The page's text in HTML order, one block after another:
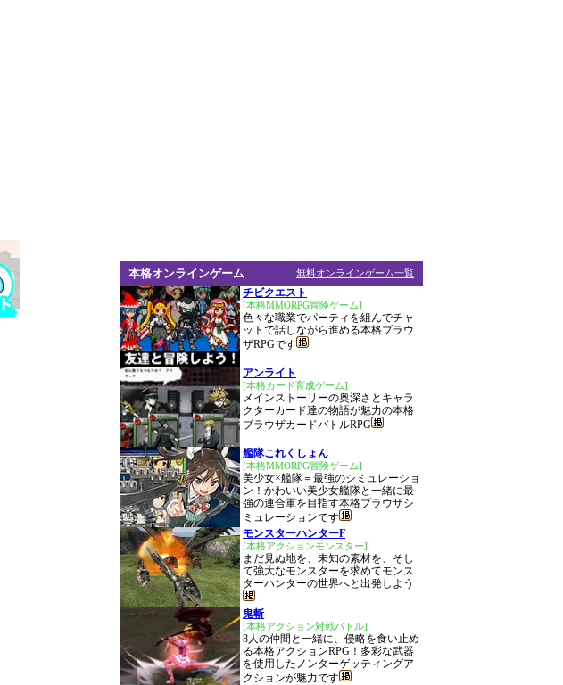
無料オンラインゲーム一覧
本格オンラインゲーム
チビクエスト
[本格MMORPG冒険ゲーム]
色々な職業でパーティを組んでチャ
ットで話しながら進める本格ブラウ
ザRPGです
アンライト
[本格カード育成ゲーム]
メインストーリーの奥深さとキャラ
クターカード達の物語が魅力の本格
ブラウザカードバトルRPG
艦隊これくしょん
[本格MMORPG冒険ゲーム]
美少女×艦隊＝最強のシミュレーショ
ン！かわいい美少女艦隊と一緒に最
強の連合軍を目指す本格ブラウザシ
ミュレーションです
モンスターハンターF
[本格アクションモンスター]
まだ見ぬ地を、未知の素材を、そし
て強大なモンスターを求めてモンス
ターハンターの世界へと出発しよう
鬼斬
[本格アクション対戦バトル]
8人の仲間と一緒に、侵略を食い止め
る本格アクションRPG！多彩な武器
を使用したノンターゲッティングア
クションが魅力です